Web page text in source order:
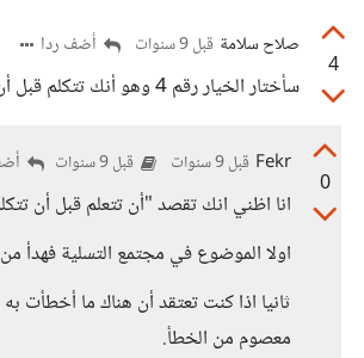
4
صلاح سلامة قبل 9 سنوات أضف ردا
سأختار الخيار رقم 4 وهو أنك تتكلم قبل أن تتعلم.
0
Fekr قبل 9 سنوات قبل 9 سنوات
انا اظني انك تقصد "أن تتعلم قبل أن
اولا الموضوع في مجتمع التسلية فهدأ
ثانيا اذا كنت تعتقد أن هناك ما أخطأت
معصوم من الخطأ.